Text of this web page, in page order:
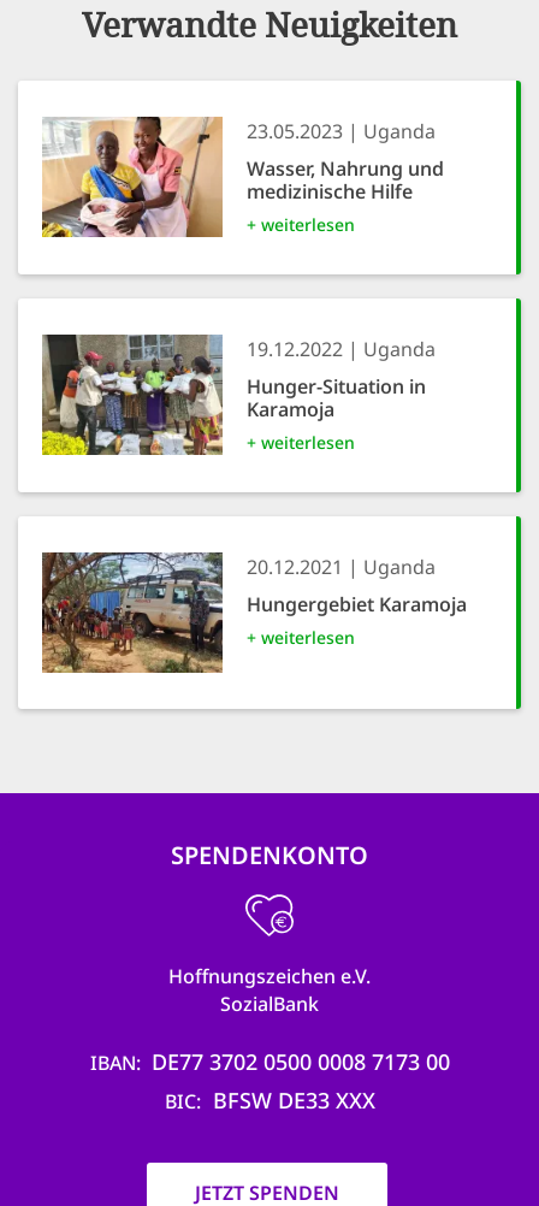
Verwandte Neuigkeiten
23.05.2023
Uganda
Wasser, Nahrung und
medizinische Hilfe
+ weiterlesen
19.12.2022
Uganda
Hunger-Situation in
Karamoja
+ weiterlesen
20.12.2021
Uganda
Hungergebiet Karamoja
+ weiterlesen
SPENDENKONTO
Hoffnungszeichen e.V.
SozialBank
IBAN DE77 3702 0500 0008 7173 00
BIC BFSW DE33 XXX
JETZT SPENDEN